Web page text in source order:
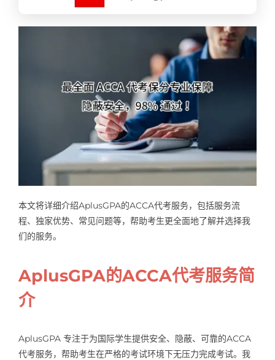
本文将详细介绍AplusGPA的ACCA代考服务，包括服务流
程、独家优势、常见问题等，帮助考生更全面地了解并选择我
们的服务。
AplusGPA的ACCA代考服务简
介
AplusGPA 专注于为国际学生提供安全、隐蔽、可靠的ACCA
代考服务，帮助考生在严格的考试环境下无压力完成考试。我